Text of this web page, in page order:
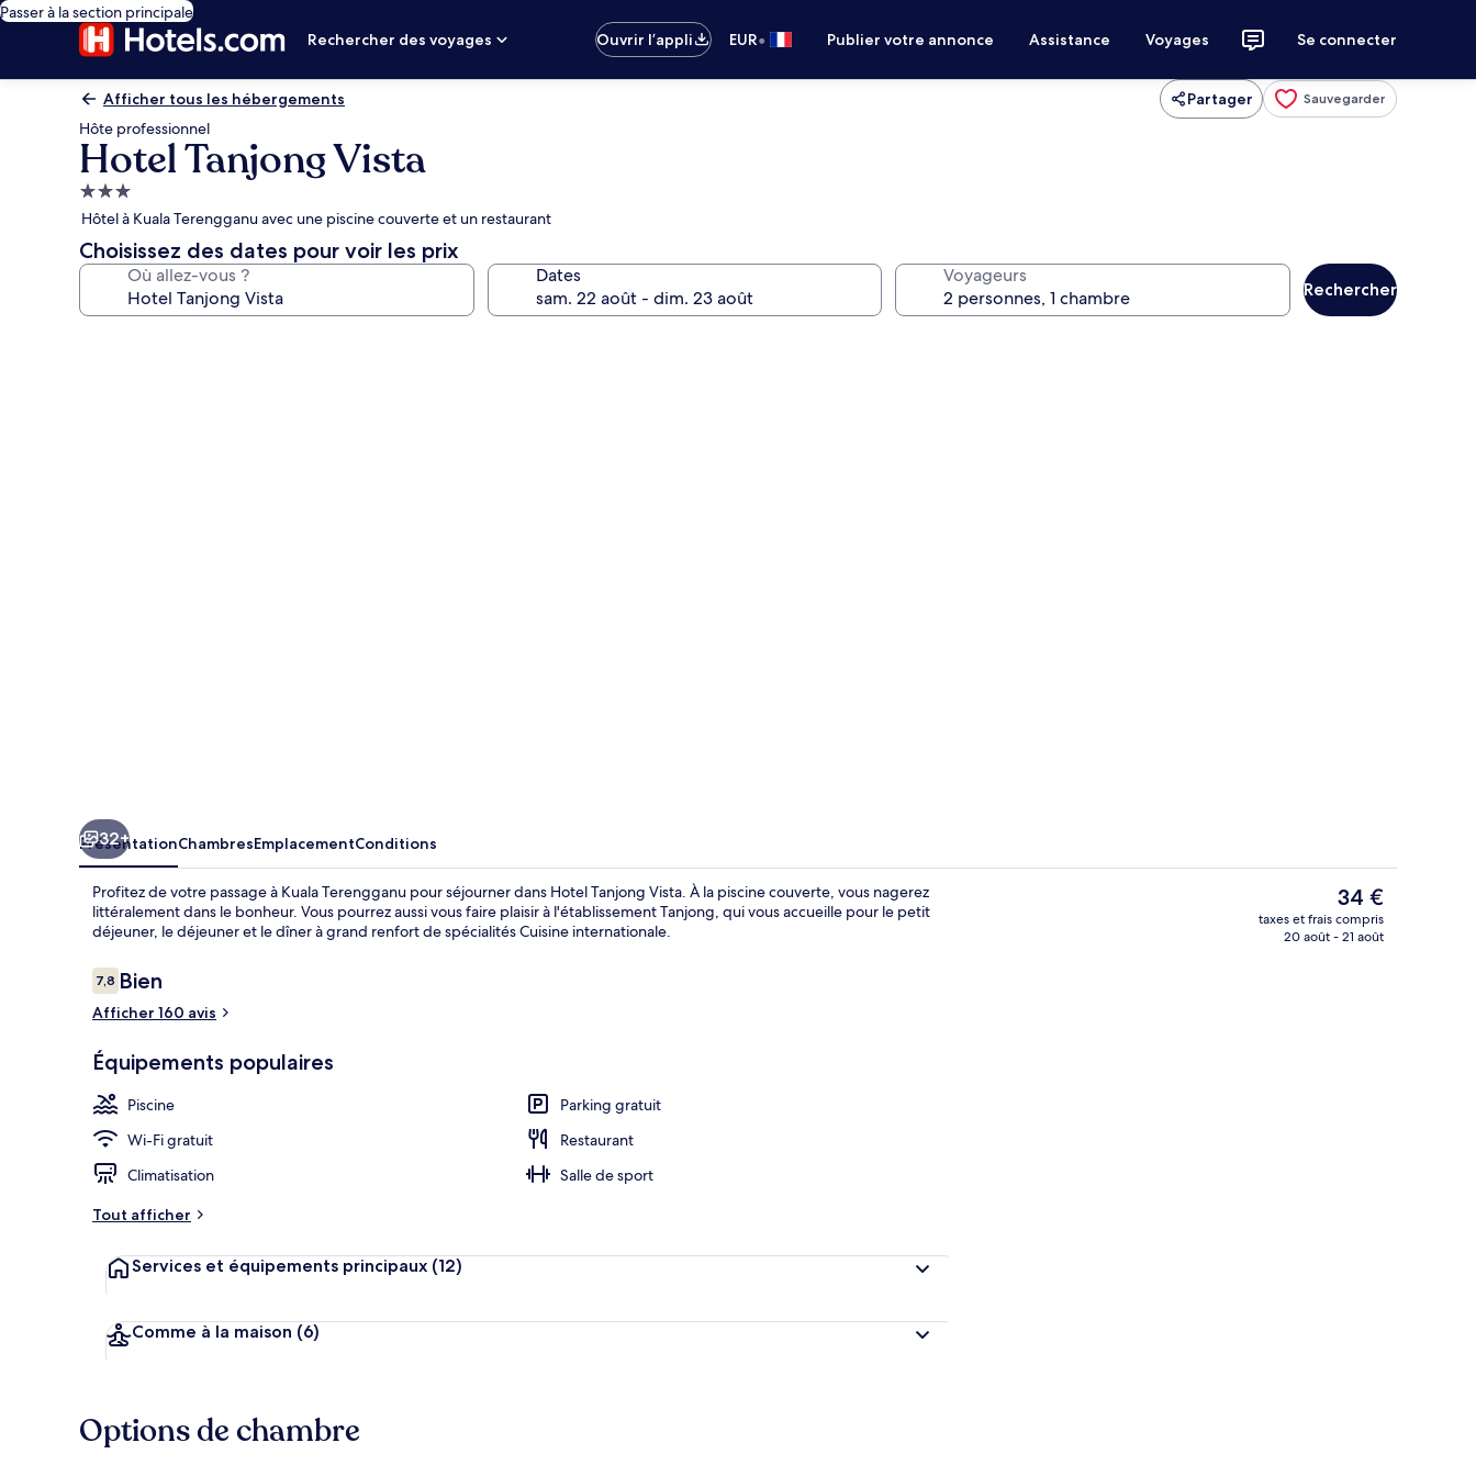
Passer à la section principale
Rechercher des voyages
Ouvrir l’appli EUR• Publier votre annonce Assistance Voyages Se connecter
Afficher tous les hébergements Partager Sauvegarder
Hôte professionnel
Hotel Tanjong Vista
Hébergement
3.0 étoiles
Hôtel à Kuala Terengganu avec une piscine couverte et un restaurant
Choisissez des dates pour voir les prix
Où allez-vous ? Dates Voyageurs
Rechercher
32+
PrésentationChambresEmplacementConditions
Profitez de votre passage à Kuala Terengganu pour séjourner dans Hotel Tanjong Vista. À la piscine couverte, vous nagerez
littéralement dans le bonheur. Vous pourrez aussi vous faire plaisir à l'établissement Tanjong, qui vous accueille pour le petit
déjeuner, le déjeuner et le dîner à grand renfort de spécialités Cuisine internationale.
Avis
voyageurs
7,87,8 sur 10
Bien
Afficher 160 avis
Équipements populaires
Piscine
Parking gratuit
Wi-Fi gratuit
Restaurant
Climatisation
Salle de sport
Tout afficher
Services et équipements principaux (12)
Comme à la maison (6)
Le
prix
actuel
34 €
taxes et frais compris
20 août - 21 août
Options de chambre